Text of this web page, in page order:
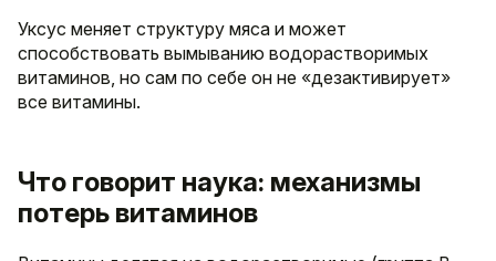
Уксус меняет структуру мяса и может
способствовать вымыванию водорастворимых
витаминов, но сам по себе он не «дезактивирует»
все витамины.
Что говорит наука: механизмы
потерь витаминов